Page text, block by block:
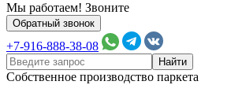
Мы работаем! Звоните
Обратный звонок
+7-916-888-38-08
Собственное производство паркета